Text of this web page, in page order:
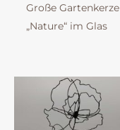
Große Gartenkerze
„Nature“ im Glas